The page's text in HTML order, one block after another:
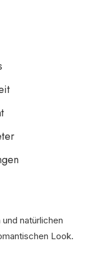
natürlichen
Look.